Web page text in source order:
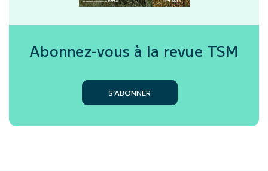
Abonnez-vous à la revue TSM
S’ABONNER